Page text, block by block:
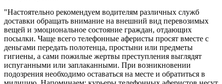
"Настоятельно рекомендуем водителям различных служб
доставки обращать внимание на внешний вид перевозимых
вещей и эмоциональное состояние граждан, отдающих
посылки. Чаще всего телефонные аферисты просят вместе с
деньгами передать полотенца, простыни или предметы
гигиены, а сами пожилые жертвы преступления выглядят
испуганными или заплаканными. При возникновении
подозрения необходимо оставаться на месте и обратиться в